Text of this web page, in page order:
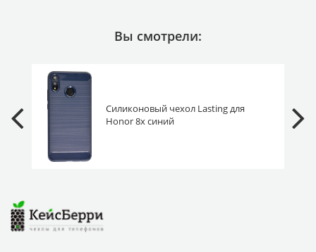
Вы смотрели:
Силиконовый чехол Lasting для
Honor 8x синий